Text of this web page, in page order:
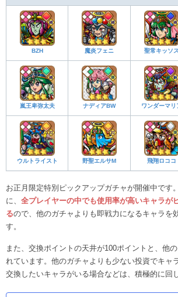
BZH 魔炎フェニ 聖常キッソス
嵐王卑弥太夫 ナディアBW ワンダーマリ
ウルトライスト 野聖エルサM 飛翔ロココ
お正月限定特別ピックアップガチャが開催中です
に、 全プレイヤーの中でも使用率が高いキャラが
るので、他のガチャよりも即戦力になるキャラを
す。
また、交換ポイントの天井が100ポイントと、他
れています。他のガチャよりも少ない投資でキャ
交換したいキャラがいる場合などは、積極的に回